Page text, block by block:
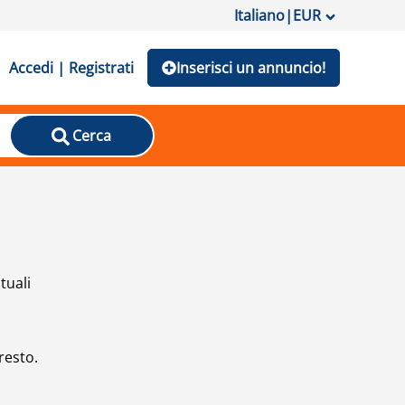
Italiano|EUR
Accedi | Registrati Inserisci un annuncio!
Cerca